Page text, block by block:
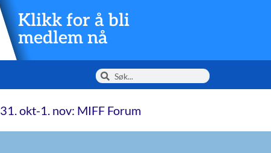
Klikk for å bli
medlem nå
31. okt-1. nov: MIFF Forum